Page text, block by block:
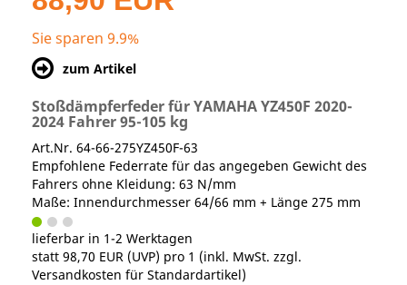
Sie sparen 9.9%
zum Artikel
Stoßdämpferfeder für YAMAHA YZ450F 2020-
2024 Fahrer 95-105 kg
Art.Nr. 64-66-275YZ450F-63
Empfohlene Federrate für das angegeben Gewicht des
Fahrers ohne Kleidung: 63 N/mm
Maße: Innendurchmesser 64/66 mm + Länge 275 mm
lieferbar in 1-2 Werktagen
statt 98,70 EUR (UVP) pro 1 (inkl. MwSt. zzgl.
Versandkosten für Standardartikel)